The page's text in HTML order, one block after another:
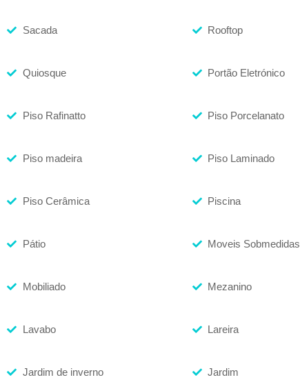
Sacada Rooftop
Quiosque Portão Eletrónico
Piso Rafinatto Piso Porcelanato
Piso madeira Piso Laminado
Piso Cerâmica Piscina
Pátio Moveis Sobmedidas
Mobiliado Mezanino
Lavabo Lareira
Jardim de inverno Jardim